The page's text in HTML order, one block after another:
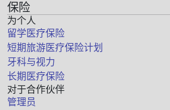
保险
为个人
留学医疗保险
短期旅游医疗保险计划
牙科与视力
长期医疗保险
对于合作伙伴
管理员